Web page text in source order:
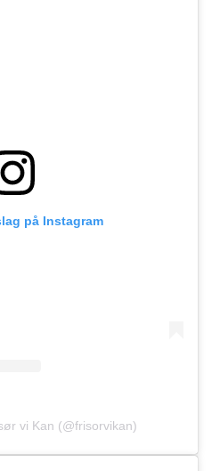
på Instagram
vi Kan (@frisorvikan)